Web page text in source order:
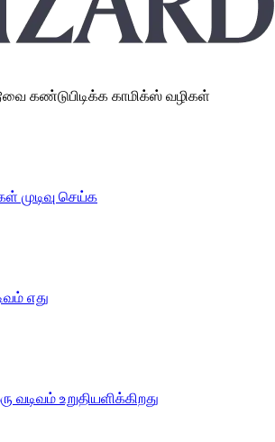
கண்டுபிடிக்க காமிக்ஸ் வழிகள்
முடிவு செய்க
எது
வடிவம் உறுதியளிக்கிறது